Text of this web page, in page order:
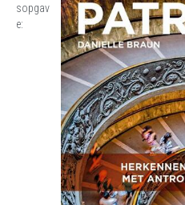
sopgav
e: